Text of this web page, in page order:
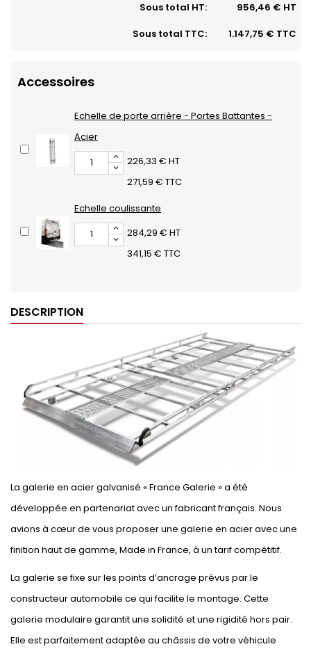
Sous total HT:
956,46 € HT
Sous total TTC:
1.147,75 € TTC
Accessoires
Echelle de porte arrière - Portes Battantes -
Acier
226,33 € HT
271,59 € TTC
Echelle coulissante
284,29 € HT
341,15 € TTC
DESCRIPTION
La galerie en acier galvanisé « France Galerie » a été
développée en partenariat avec un fabricant français. Nous
avions à cœur de vous proposer une galerie en acier avec une
finition haut de gamme, Made in France, à un tarif compétitif.
La galerie se fixe sur les points d’ancrage prévus par le
constructeur automobile ce qui facilite le montage. Cette
galerie modulaire garantit une solidité et une rigidité hors pair.
Elle est parfaitement adaptée au châssis de votre véhicule